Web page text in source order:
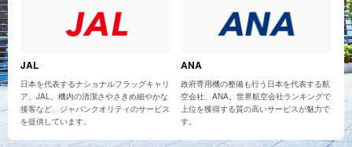
JAL
日本を代表するナショナルフラッグキャリ
ア、JAL。機内の清潔さやさきめ細やかな
接客など、ジャパンクオリティのサービス
を提供しています。
ANA
政府専用機の整備も行う日本を代表する航
空会社、ANA。世界航空会社ランキングで
上位を獲得する質の高いサービスが魅力で
す。